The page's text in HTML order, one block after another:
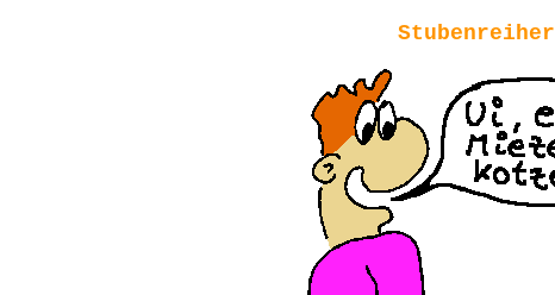
Stubenreiher